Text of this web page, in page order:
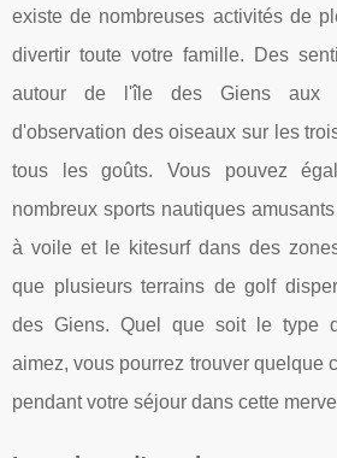
existe de nombreuses activités de
divertir toute votre famille. Des
autour de l'île des Giens aux
d'observation des oiseaux sur les
tous les goûts. Vous pouvez
nombreux sports nautiques
à voile et le kitesurf dans des
que plusieurs terrains de golf
des Giens. Quel que soit le type
aimez, vous pourrez trouver quelque
pendant votre séjour dans cette